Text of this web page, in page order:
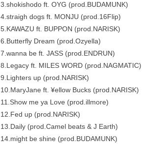
3.shokishodo ft. OYG (prod.BUDAMUNK)
4.straigh dogs ft. MONJU (prod.16Flip)
5.KAWAZU ft. BUPPON (prod.NARISK)
6.Butterfly Dream (prod.Ozyella)
7.wanna be ft. JASS (prod.ENDRUN)
8.Legacy ft. MILES WORD (prod.NAGMATIC)
9.Lighters up (prod.NARISK)
10.MaryJane ft. ¥ellow Bucks (prod.NARISK)
11.Show me ya Love (prod.illmore)
12.Fed up (prod.NARISK)
13.Daily (prod.Camel beats & J Earth)
14.might be shine (prod.BUDAMUNK)